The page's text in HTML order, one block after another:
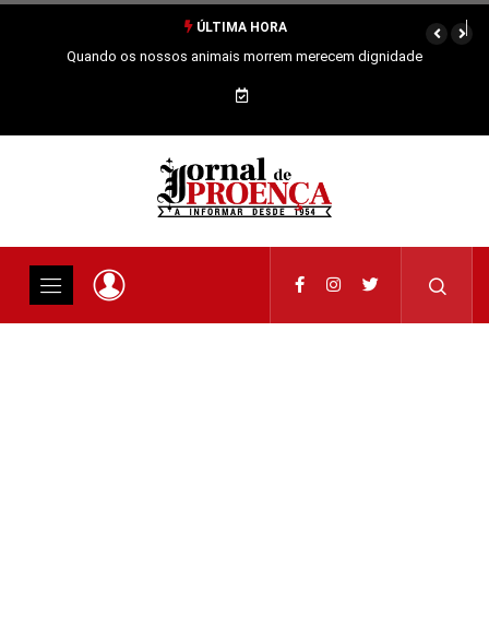
ÚLTIMA HORA
Quando os nossos animais morrem merecem dignidade